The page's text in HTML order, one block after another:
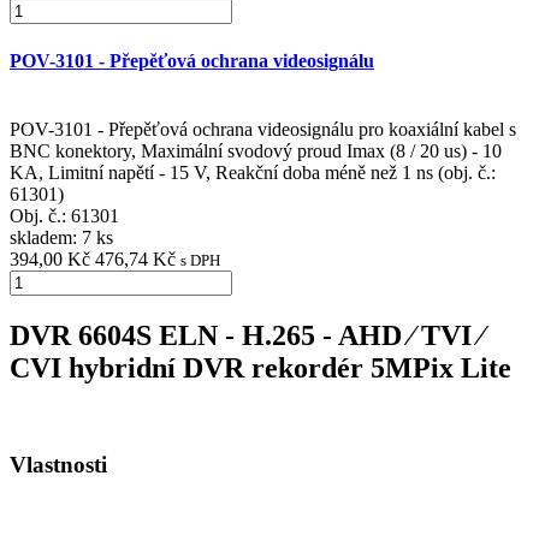
POV-3101 - Přepěťová ochrana videosignálu
POV-3101 - Přepěťová ochrana videosignálu pro koaxiální kabel s
BNC konektory, Maximální svodový proud Imax (8 / 20 us) - 10
KA, Limitní napětí - 15 V, Reakční doba méně než 1 ns (obj. č.:
61301)
Obj. č.: 61301
skladem: 7 ks
394,00 Kč 476,74 Kč s DPH
DVR 6604S ELN - H.265 - AHD ⁄ TVI ⁄
CVI hybridní DVR rekordér 5MPix Lite
Vlastnosti